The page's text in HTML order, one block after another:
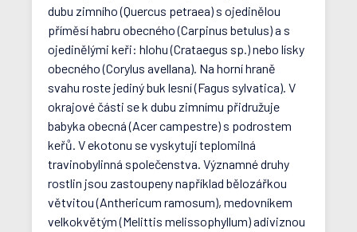
dubu zimního (Quercus petraea) s ojedinělou
příměsí habru obecného (Carpinus betulus) a s
ojedinělými keři: hlohu (Crataegus sp.) nebo lísky
obecného (Corylus avellana). Na horní hraně
svahu roste jediný buk lesní (Fagus sylvatica). V
okrajové části se k dubu zimnímu přidružuje
babyka obecná (Acer campestre) s podrostem
keřů. V ekotonu se vyskytují teplomilná
travinobylinná společenstva. Významné druhy
rostlin jsou zastoupeny například bělozářkou
větvitou (Anthericum ramosum), medovníkem
velkokvětým (Melittis melissophyllum) adiviznou